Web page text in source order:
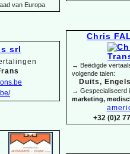
Chris
→ Beëdigde
volgende talen:
Duits,
→ Gespecialiseerd
marketing,
+32 (0)2
van Europa